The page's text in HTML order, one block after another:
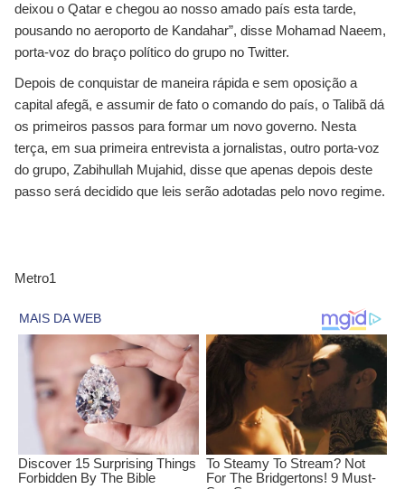
deixou o Qatar e chegou ao nosso amado país esta tarde,
pousando no aeroporto de Kandahar”, disse Mohamad Naeem,
porta-voz do braço político do grupo no Twitter.
Depois de conquistar de maneira rápida e sem oposição a
capital afegã, e assumir de fato o comando do país, o Talibã dá
os primeiros passos para formar um novo governo. Nesta
terça, em sua primeira entrevista a jornalistas, outro porta-voz
do grupo, Zabihullah Mujahid, disse que apenas depois deste
passo será decidido que leis serão adotadas pelo novo regime.
Metro1